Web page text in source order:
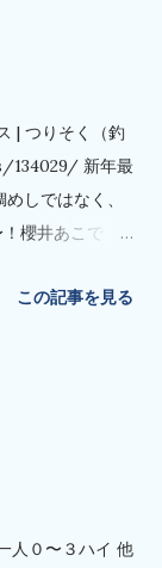
| つりそく（釣
新年最
しではなく、
櫻井あこで
ですね。 お子様
この記事を見る
人０〜３ハイ 他